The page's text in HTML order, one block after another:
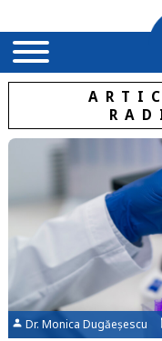
Dr. Monica Dugăeșescu